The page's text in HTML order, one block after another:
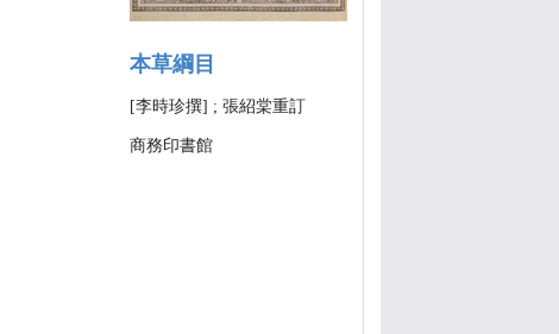
本草綱目
[李時珍撰] ; 張紹棠重訂
商務印書館